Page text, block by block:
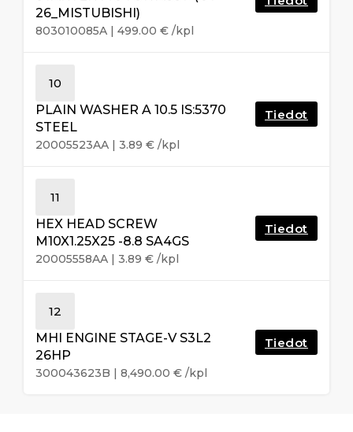
26_MISTUBISHI)
803010085A | 499.00 € /kpl
10
PLAIN WASHER A 10.5 IS:5370
STEEL
20005523AA | 3.89 € /kpl
Tiedot
11
HEX HEAD SCREW
M10X1.25X25 -8.8 SA4GS
20005558AA | 3.89 € /kpl
Tiedot
12
MHI ENGINE STAGE-V S3L2
26HP
300043623B | 8,490.00 € /kpl
Tiedot